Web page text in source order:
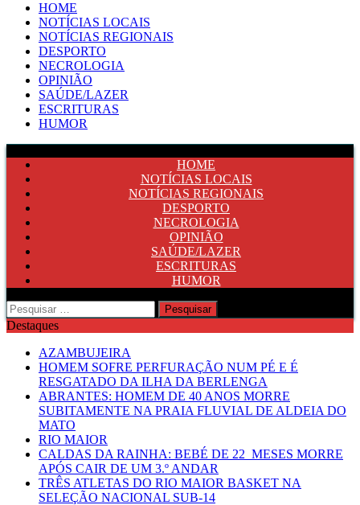
HOME
NOTÍCIAS LOCAIS
NOTÍCIAS REGIONAIS
DESPORTO
NECROLOGIA
OPINIÃO
SAÚDE/LAZER
ESCRITURAS
HUMOR
HOME
NOTÍCIAS LOCAIS
NOTÍCIAS REGIONAIS
DESPORTO
NECROLOGIA
OPINIÃO
SAÚDE/LAZER
ESCRITURAS
HUMOR
Pesquisar
por:
Destaques
AZAMBUJEIRA
HOMEM SOFRE PERFURAÇÃO NUM PÉ E É
RESGATADO DA ILHA DA BERLENGA
ABRANTES: HOMEM DE 40 ANOS MORRE
SUBITAMENTE NA PRAIA FLUVIAL DE ALDEIA DO
MATO
RIO MAIOR
CALDAS DA RAINHA: BEBÉ DE 22 MESES MORRE
APÓS CAIR DE UM 3.º ANDAR
TRÊS ATLETAS DO RIO MAIOR BASKET NA
SELEÇÃO NACIONAL SUB-14